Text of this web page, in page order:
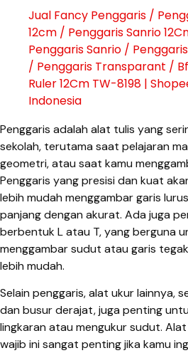
Jual Fancy Penggaris /
12cm / Penggaris Sanrio
Penggaris Sanrio /
/ Penggaris Transparant /
Ruler 12Cm TW-8198 |
Indonesia
Penggaris adalah alat tulis yang
sekolah, terutama saat pelajaran
geometri, atau saat kamu
Penggaris yang presisi dan kuat
lebih mudah menggambar garis
panjang dengan akurat. Ada juga
berbentuk L atau T, yang berguna
menggambar sudut atau garis
lebih mudah.
Selain penggaris, alat ukur lainnya,
dan busur derajat, juga penting
lingkaran atau mengukur sudut.
wajib ini sangat penting jika kamu